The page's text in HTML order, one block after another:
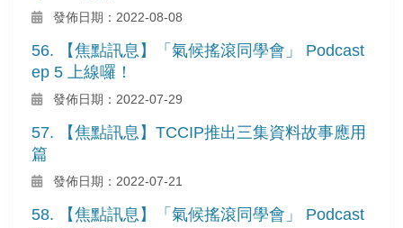
發佈日期：2022-08-08
56. 【焦點訊息】「氣候搖滾同學會」 Podcast
ep 5 上線囉！
發佈日期：2022-07-29
57. 【焦點訊息】TCCIP推出三集資料故事應用
篇
發佈日期：2022-07-21
58. 【焦點訊息】「氣候搖滾同學會」 Podcast